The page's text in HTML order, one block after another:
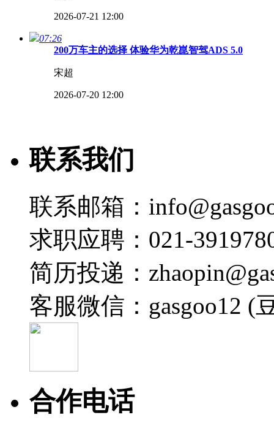
2026-07-21 12:00
07:26
200万车主的选择 体验华为乾崑智驾ADS 5.0
宋超
2026-07-20 12:00
宋超
2026-07-13 11:49
07:09
Tech Talk | 从存储到MCU：兆易创新如何赋能汽
宋超
2026-07-10 16:46
09:50
Tech Talk | 芯片集成、系统降本与高安全的稳健
宋超
宋超
2026-07-10 07:00
联系我们
联系邮箱：
求职应聘：021-
简历投递：
客服微信：gasgoo12 (
合作电话